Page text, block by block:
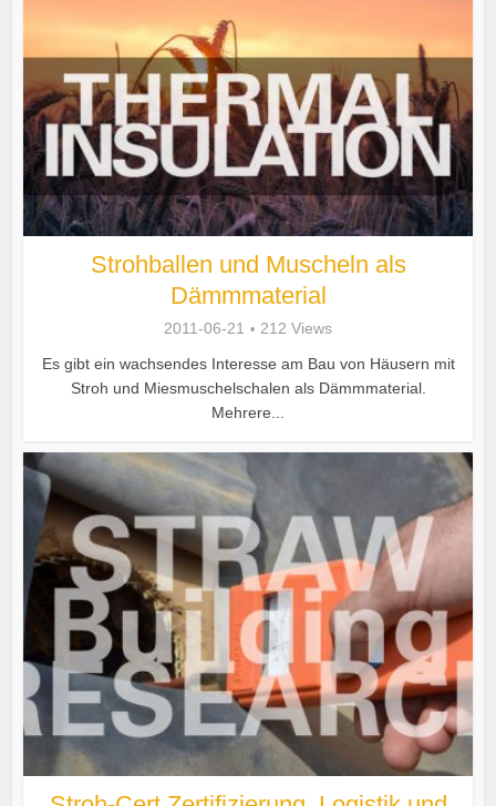
Strohballen und Muscheln als
Dämmmaterial
2011-06-21
212 Views
Es gibt ein wachsendes Interesse am Bau von Häusern mit
Stroh und Miesmuschelschalen als Dämmmaterial.
Mehrere...